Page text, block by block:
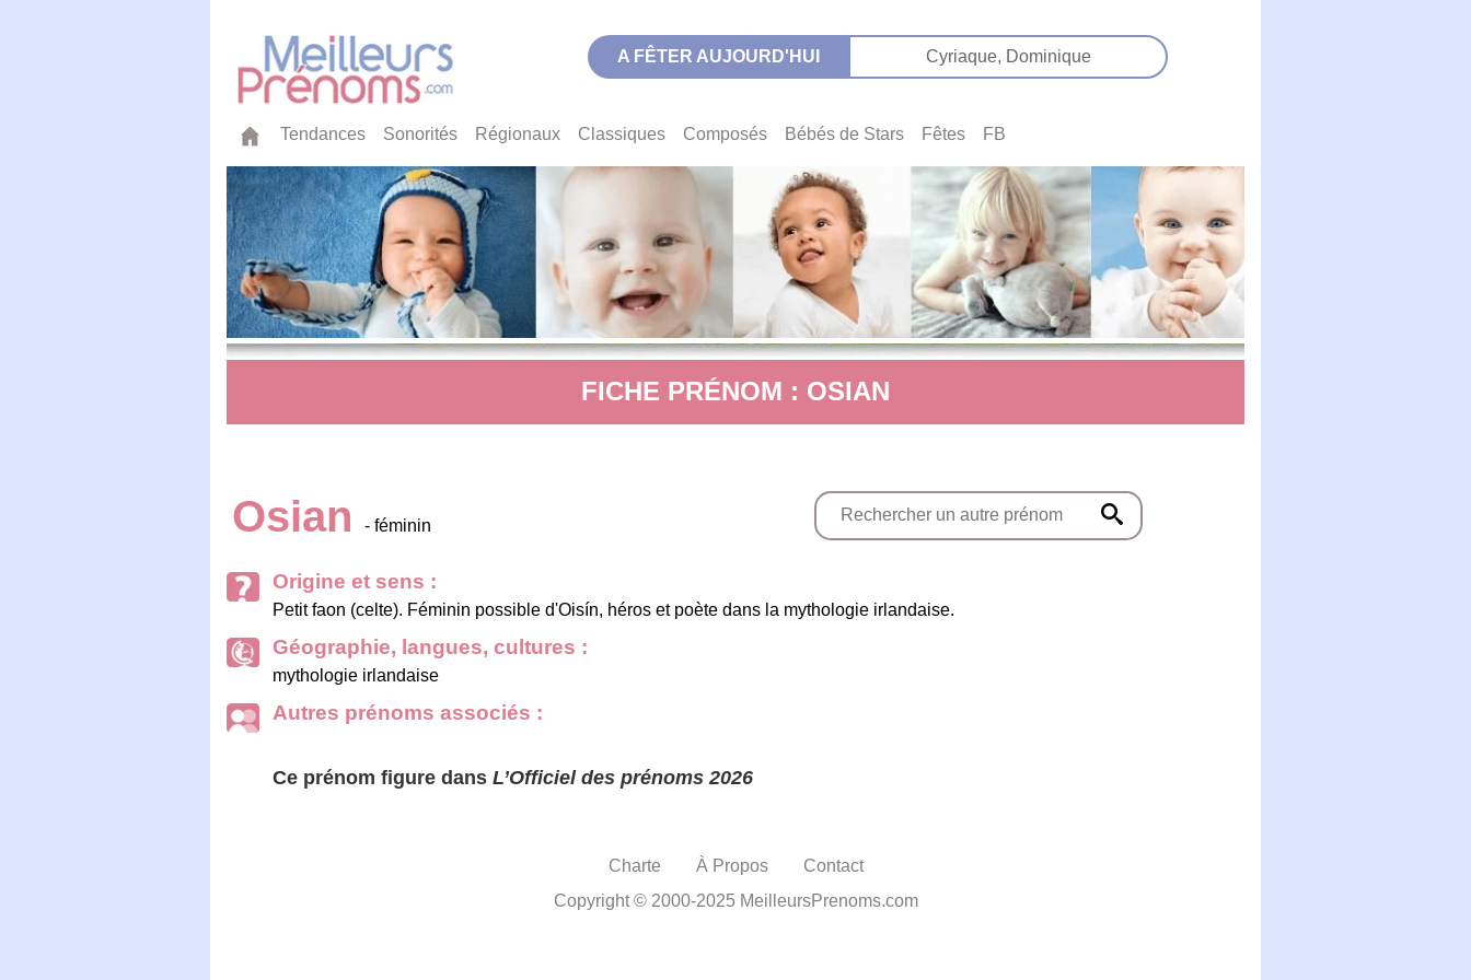
A FÊTER AUJOURD'HUI Cyriaque, Dominique
Tendances Sonorités Régionaux Classiques Composés Bébés de Stars Fêtes FB
FICHE PRÉNOM : OSIAN
Osian - féminin
Origine et sens :
Petit faon (celte). Féminin possible d'Oisín, héros et poète dans la mythologie irlandaise.
Géographie, langues, cultures :
mythologie irlandaise
Autres prénoms associés :
Ce prénom figure dans L’Officiel des prénoms 2026
Charte À Propos
Contact
Copyright © 2000-2025 MeilleursPrenoms.com